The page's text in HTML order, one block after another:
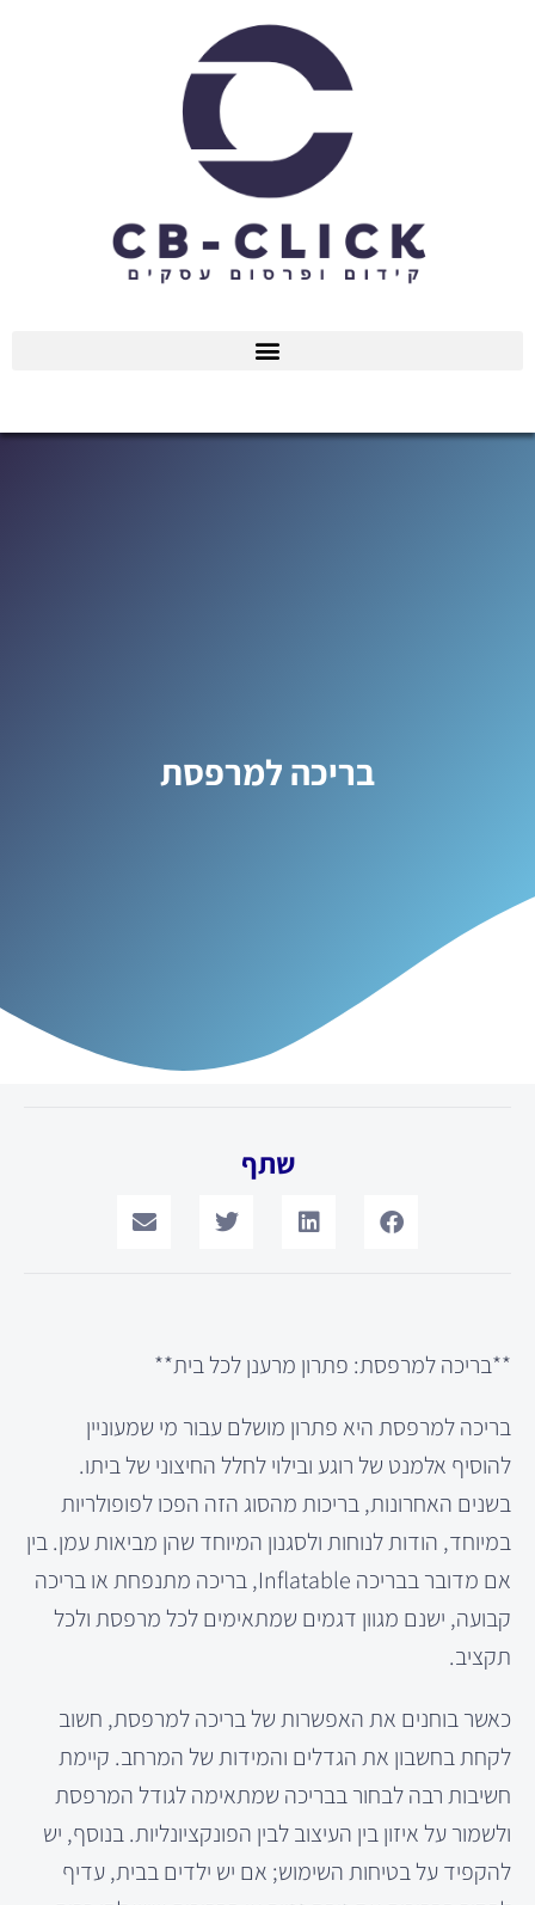
בריכה למרפסת
שתף
**בריכה למרפסת: פתרון מרענן לכל בית**
בריכה למרפסת היא פתרון מושלם עבור מי שמעוניין
להוסיף אלמנט של רוגע ובילוי לחלל החיצוני של ביתו.
בשנים האחרונות, בריכות מהסוג הזה הפכו לפופולריות
במיוחד, הודות לנוחות ולסגנון המיוחד שהן מביאות עמן. בין
אם מדובר בבריכה Inflatable, בריכה מתנפחת או בריכה
קבועה, ישנם מגוון דגמים שמתאימים לכל מרפסת ולכל
תקציב.
כאשר בוחנים את האפשרות של בריכה למרפסת, חשוב
לקחת בחשבון את הגדלים והמידות של המרחב. קיימת
חשיבות רבה לבחור בבריכה שמתאימה לגודל המרפסת
ולשמור על איזון בין העיצוב לבין הפונקציונליות. בנוסף, יש
להקפיד על בטיחות השימוש; אם יש ילדים בבית, עדיף